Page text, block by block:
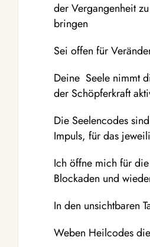
der Vergangenheit
bringen
Sei offen für
Deine Seele nimmt
der Schöpferkraft
Die Seelencodes
Impuls, für das
Ich öffne mich für
Blockaden und
In den unsichtbaren
Weben Heilcodes